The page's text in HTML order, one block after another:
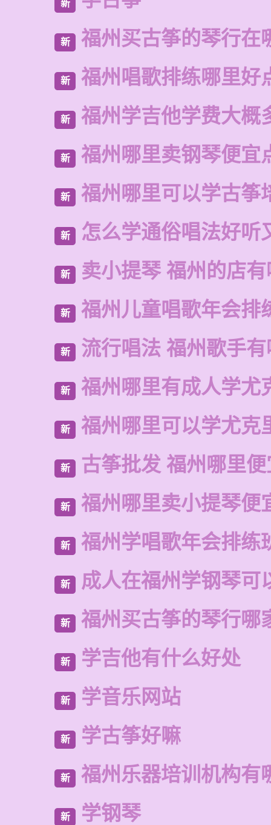
新
新 福州买古筝的琴行在
新 福州唱歌排练哪里好
新 福州学吉他学费大概
新 福州哪里卖钢琴便宜
新 福州哪里可以学古筝
新 怎么学通俗唱法好听
新 卖小提琴 福州的店
新 福州儿童唱歌年会排
新 流行唱法 福州歌手
新 福州哪里有成人学尤
新 福州哪里可以学尤克
新 古筝批发 福州哪里
新 福州哪里卖小提琴便
新 福州学唱歌年会排练
新 成人在福州学钢琴可
新 福州买古筝的琴行哪
新 学吉他有什么好处
新 学音乐网站
新 学古筝好嘛
新 福州乐器培训机构有
新 学钢琴